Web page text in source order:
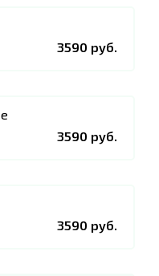
3590 руб.
3590 руб.
3590 руб.